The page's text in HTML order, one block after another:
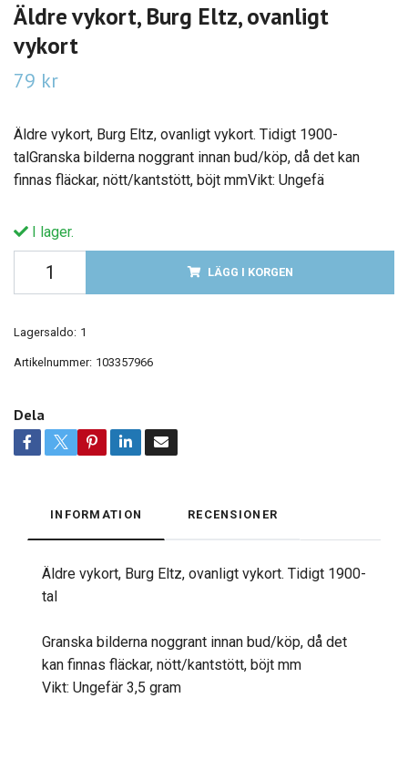
Äldre vykort, Burg Eltz, ovanligt
vykort
79 kr
Äldre vykort, Burg Eltz, ovanligt vykort. Tidigt 1900-
talGranska bilderna noggrant innan bud/köp, då det kan
finnas fläckar, nött/kantstött, böjt mmVikt: Ungefä
I lager.
LÄGG I KORGEN
Lagersaldo: 1
Artikelnummer: 103357966
Dela
INFORMATION RECENSIONER
Äldre vykort, Burg Eltz, ovanligt vykort. Tidigt 1900-
tal
Granska bilderna noggrant innan bud/köp, då det
kan finnas fläckar, nött/kantstött, böjt mm
Vikt: Ungefär 3,5 gram